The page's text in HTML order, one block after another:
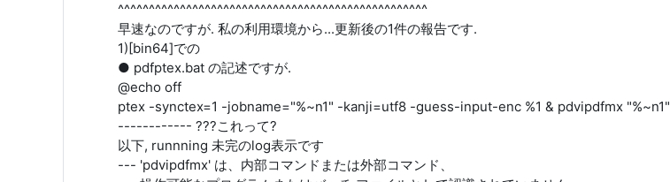
^^^^^^^^^^^^^^^^^^^^^^^^^^^^^^^^^^^^^^^^^^^^^^^^^^
早速なのですが. 私の利用環境から...更新後の1件の報告です.
1)[bin64]での
● pdfptex.bat の記述ですが.
@echo off
ptex -synctex=1 -jobname="%~n1" -kanji=utf8 -guess-input-enc %1 & pdvipdfmx "%~n1"
------------ ???これって?
以下, runnning 未完のlog表示です
--- 'pdvipdfmx' は、内部コマンドまたは外部コマンド、